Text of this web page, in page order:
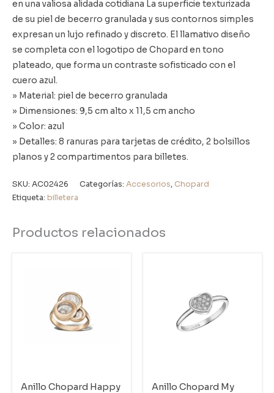
en una valiosa alidada cotidiana La superficie texturizada
de su piel de becerro granulada y sus contornos simples
expresan un lujo refinado y discreto. El llamativo diseño
se completa con el logotipo de Chopard en tono
plateado, que forma un contraste sofisticado con el
cuero azul.
» Material: piel de becerro granulada
» Dimensiones: 9,5 cm alto x 11,5 cm ancho
» Color: azul
» Detalles: 8 ranuras para tarjetas de crédito, 2 bolsillos
planos y 2 compartimentos para billetes.
SKU: AC02426 Categorías: Accesorios, Chopard
Etiqueta: billetera
Productos relacionados
Anillo Chopard Happy
Anillo Chopard My